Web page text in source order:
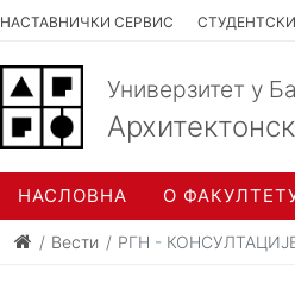
НАСТАВНИЧКИ СЕРВИС
Универзитет у
НАСЛОВНА О
Вести РГН -